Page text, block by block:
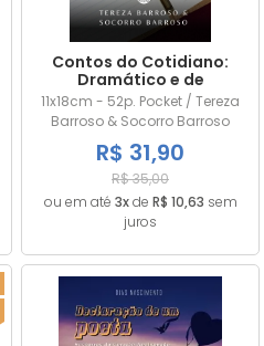
Contos do Cotidiano:
Dramático e de
Superação
11x18cm - 52p. Pocket / Tereza
Barroso & Socorro Barroso
R$ 31,90
R$ 35,00
ou em até 3xde R$ 10,63 sem
juros